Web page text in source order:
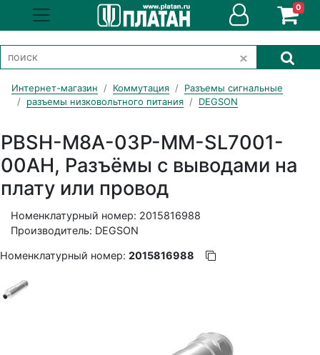
0
Интернет-магазин Коммутация
Разъемы сигнальные
разъемы низковольтного питания
DEGSON
PBSH-M8A-03P-MM-SL7001-
00AH, Разъёмы с выводами на
плату или провод
Номенклатурный номер: 2015816988
Производитель: DEGSON
Номенклатурный номер: 2015816988